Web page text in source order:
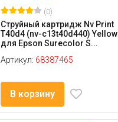
(0)
Струйный картридж Nv Print
T40d4 (nv-c13t40d440) Yellow
для Epson Surecolor S...
Артикул: 68387465
В корзину